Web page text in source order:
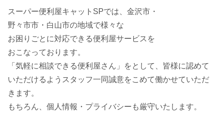
スーパー便利屋キャットSPでは、金沢市・
野々市市・白山市の地域で様々な
お困りごとに対応できる便利屋サービスを
おこなっております。
「気軽に相談できる便利屋さん」をとして、皆様に認めて
いただけるようスタッフ一同誠意をこめて働かせていただ
きます。
もちろん、個人情報・プライバシーも厳守いたします。